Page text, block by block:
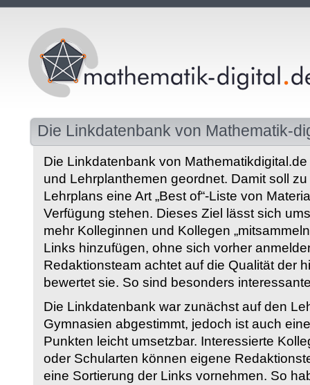
Die Linkdatenbank von Mathematik-
Die Linkdatenbank von
und Lehrplanthemen geordnet. Damit soll
Lehrplans eine Art „Best of“-Liste von
Verfügung stehen. Dieses Ziel lässt sich
mehr Kolleginnen und Kollegen
Links hinzufügen, ohne sich vorher
Redaktionsteam achtet auf die Qualität der
bewertet sie. So sind besonders
Die Linkdatenbank war zunächst auf den
Gymnasien abgestimmt, jedoch ist auch
Punkten leicht umsetzbar. Interessierte
oder Schularten können eigene
eine Sortierung der Links vornehmen. So